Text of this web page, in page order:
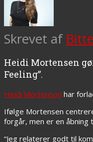
Skrevet af
Heidi Mortensen
Feeling”.
Heidi Mortenson har
Ifølge Mortensen
forgår, men er en åbning
“Jeg relaterer godt til